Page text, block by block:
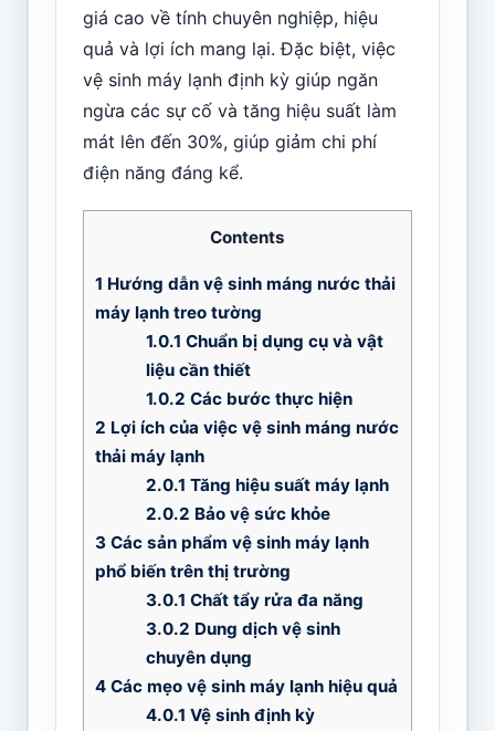
giá cao về tính chuyên nghiệp, hiệu
quả và lợi ích mang lại. Đặc biệt, việc
vệ sinh máy lạnh định kỳ giúp ngăn
ngừa các sự cố và tăng hiệu suất làm
mát lên đến 30%, giúp giảm chi phí
điện năng đáng kể.
Contents
1 Hướng dẫn vệ sinh máng nước thải
máy lạnh treo tường
1.0.1 Chuẩn bị dụng cụ và vật
liệu cần thiết
1.0.2 Các bước thực hiện
2 Lợi ích của việc vệ sinh máng nước
thải máy lạnh
2.0.1 Tăng hiệu suất máy lạnh
2.0.2 Bảo vệ sức khỏe
3Các sản phẩm vệ sinh máy lạnh
phổ biến trên thị trường
3.0.1 Chất tẩy rửa đa năng
3.0.2 Dung dịch vệ sinh
chuyên dụng
4Các mẹo vệ sinh máy lạnh hiệu quả
4.0.1 Vệ sinh định kỳ